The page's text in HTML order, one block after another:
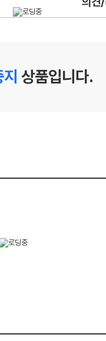
상품입니다.